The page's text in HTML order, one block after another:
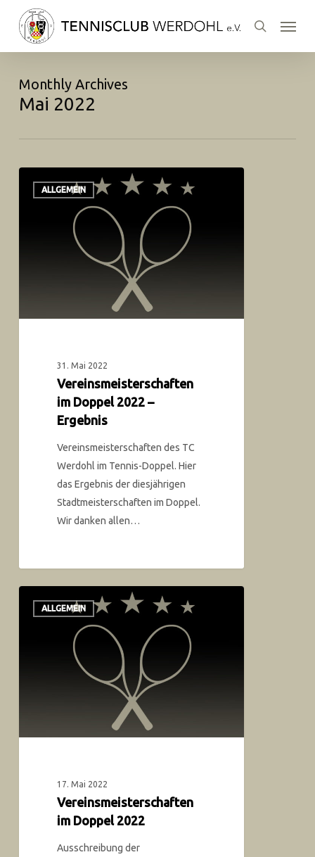
search
Menu
Monthly Archives
Mai 2022
ALLGEMEIN
31. Mai 2022
Vereinsmeisterschaften
im Doppel 2022 –
Ergebnis
Vereinsmeisterschaften des TC
Werdohl im Tennis-Doppel. Hier
das Ergebnis der diesjährigen
Stadtmeisterschaften im Doppel.
Wir danken allen…
ALLGEMEIN
17. Mai 2022
Vereinsmeisterschaften
im Doppel 2022
Ausschreibung der